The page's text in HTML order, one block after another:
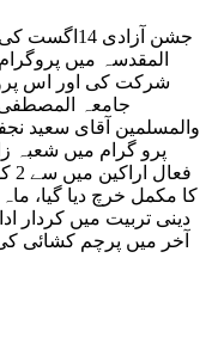
جشن آزادی
المقدسہ میں
شرکت کی اور اس
جامعہ المصطفی
والمسلمین آقای سعید
پرو گرام میں شعبہ
کا مکمل خرچ دیا گیا،
دینی تربیت میں کردار
آخر میں پرچم کشائی